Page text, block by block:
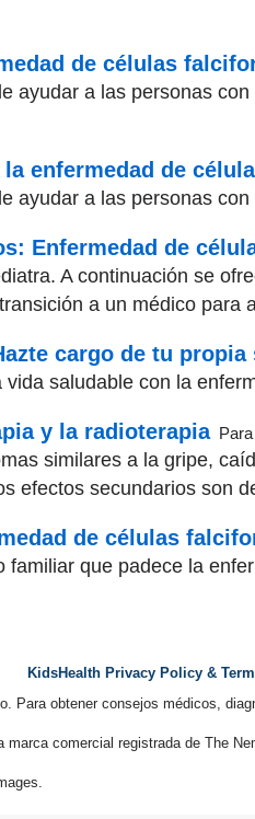
de células
ayudar a las personas
enfermedad de
ayudar a las personas
Enfermedad de
A continuación se
a un médico para
cargo de tu propia
saludable con la
y la radioterapia
similares a la gripe,
efectos secundarios son
de células
que padece la
KidsHealth Privacy Policy &
Para obtener consejos médicos,
comercial registrada de The